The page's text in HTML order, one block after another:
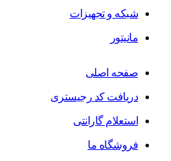
شبکه و تجهیزات
مانیتور
صفحه اصلی
دریافت کد رجیستری
استعلام گارانتی
فروشگاه ما